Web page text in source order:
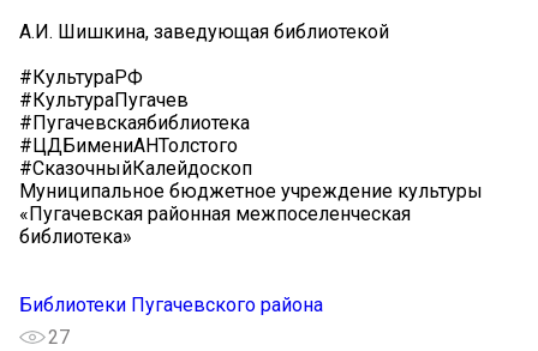
А.И. Шишкина, заведующая библиотекой
#КультураРФ
#КультураПугачев
#Пугачевскаябиблиотека
#ЦДБимениАНТолстого
#СказочныйКалейдоскоп
Муниципальное бюджетное учреждение культуры
«Пугачевская районная межпоселенческая
библиотека»
Библиотеки Пугачевского района
27